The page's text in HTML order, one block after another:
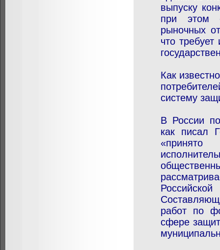
выпуску
при этом
рыночных
что
Как
систему
В России
как писал
«принято
работ по
сфере